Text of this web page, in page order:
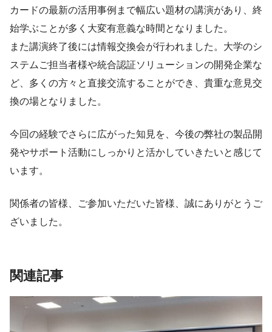
カードの最新の活用事例まで幅広い題材の講演があり、終
始学ぶことが多く大変有意義な時間となりました。
また講演終了後には情報交換会が行われました。大学のシ
ステムご担当者様や統合認証ソリューションの開発企業な
ど、多くの方々と直接交流することができ、貴重な意見交
換の場となりました。
今回の経験でさらに広がった知見を、今後の弊社の製品開
発やサポート活動にしっかりと活かしていきたいと感じて
います。
関係者の皆様、ご参加いただいた皆様、誠にありがとうご
ざいました。
関連記事